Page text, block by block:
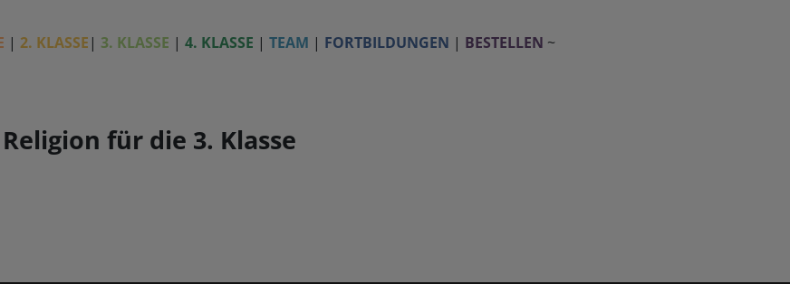
|2. KLASSE | 3. KLASSE |4. KLASSE |TEAM | FORTBILDUNGEN | BESTELLEN ~
für die 3. Klasse